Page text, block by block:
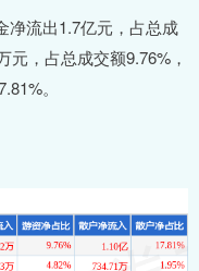
净流出1.7亿元，占总成
元，占总成交额9.76%，
。